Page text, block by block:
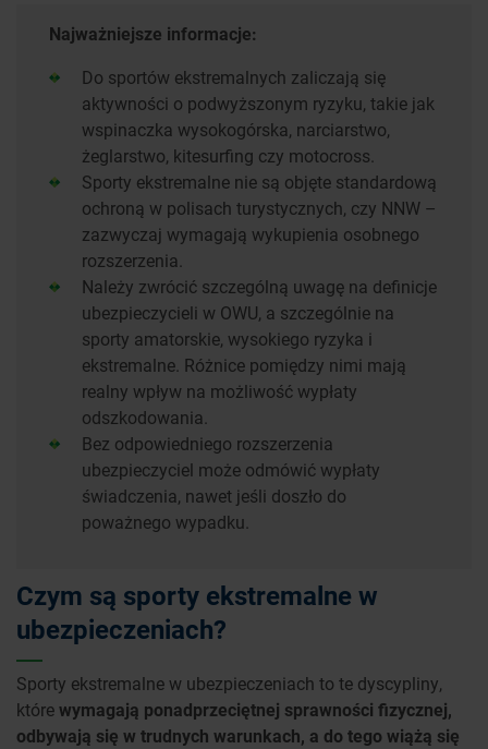
Najważniejsze informacje:
Do sportów ekstremalnych zaliczają się
aktywności o podwyższonym ryzyku, takie jak
wspinaczka wysokogórska, narciarstwo,
żeglarstwo, kitesurfing czy motocross.
Sporty ekstremalne nie są objęte standardową
ochroną w polisach turystycznych, czy NNW –
zazwyczaj wymagają wykupienia osobnego
rozszerzenia.
Należy zwrócić szczególną uwagę na definicje
ubezpieczycieli w OWU, a szczególnie na
sporty amatorskie, wysokiego ryzyka i
ekstremalne. Różnice pomiędzy nimi mają
realny wpływ na możliwość wypłaty
odszkodowania.
Bez odpowiedniego rozszerzenia
ubezpieczyciel może odmówić wypłaty
świadczenia, nawet jeśli doszło do
poważnego wypadku.
Czym są sporty ekstremalne w
ubezpieczeniach?
Sporty ekstremalne w ubezpieczeniach to te dyscypliny,
którewymagają ponadprzeciętnej sprawności fizycznej,
odbywają się w trudnych warunkach, a do tego wiążą się